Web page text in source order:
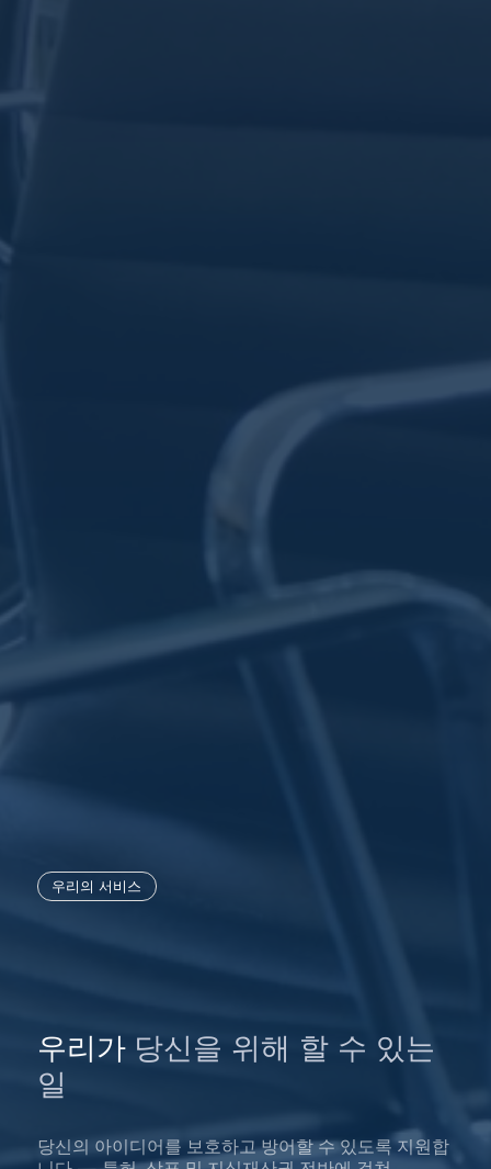
우리의 서비스
우리가 당신을 위해 할 수 있는
일
당신의 아이디어를 보호하고 방어할 수 있도록 지원합